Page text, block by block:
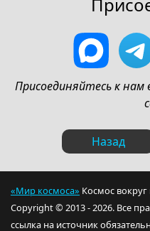
Присоединяйтесь к нам
Назад
«Мир космоса» Космос вокруг
Copyright © 2013 - 2026. Все
ссылка на источник